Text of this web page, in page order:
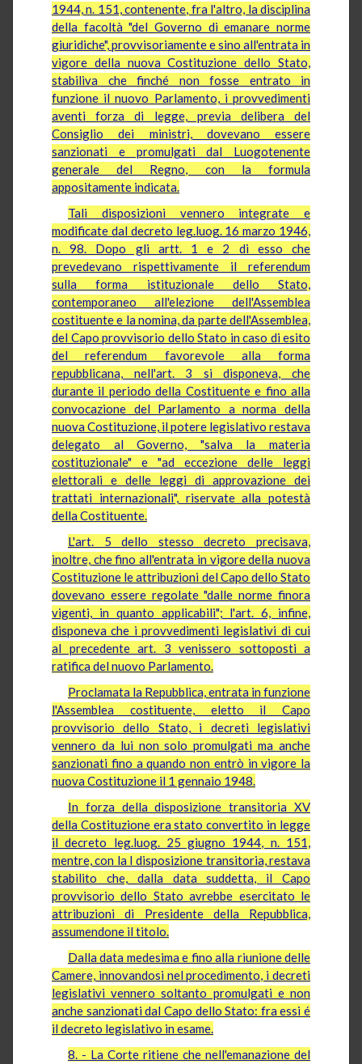
1944, n. 151, contenente, fra l'altro, la disciplina
della facoltà "del Governo di emanare norme
giuridiche", provvisoriamente e sino all'entrata in
vigore della nuova Costituzione dello Stato,
stabiliva che finché non fosse entrato in
funzione il nuovo Parlamento, i provvedimenti
aventi forza di legge, previa delibera del
Consiglio dei ministri, dovevano essere
sanzionati e promulgati dal Luogotenente
generale del Regno, con la formula
appositamente indicata.
Tali disposizioni vennero integrate e
modificate dal decreto leg.luog. 16 marzo 1946,
n. 98. Dopo gli artt. 1 e 2 di esso che
prevedevano rispettivamente il referendum
sulla forma istituzionale dello Stato,
contemporaneo all'elezione dell'Assemblea
costituente e la nomina, da parte dell'Assemblea,
del Capo provvisorio dello Stato in caso di esito
del referendum favorevole alla forma
repubblicana, nell'art. 3 si disponeva, che
durante il periodo della Costituente e fino alla
convocazione del Parlamento a norma della
nuova Costituzione, il potere legislativo restava
delegato al Governo, "salva la materia
costituzionale" e "ad eccezione delle leggi
elettorali e delle leggi di approvazione dei
trattati internazionali", riservate alla potestà
della Costituente.
L'art. 5 dello stesso decreto precisava,
inoltre, che fino all'entrata in vigore della nuova
Costituzione le attribuzioni del Capo dello Stato
dovevano essere regolate "dalle norme finora
vigenti, in quanto applicabili"; l'art. 6, infine,
disponeva che i provvedimenti legislativi di cui
al precedente art. 3 venissero sottoposti a
ratifica del nuovo Parlamento.
Proclamata la Repubblica, entrata in funzione
l'Assemblea costituente, eletto il Capo
provvisorio dello Stato, i decreti legislativi
vennero da lui non solo promulgati ma anche
sanzionati fino a quando non entrò in vigore la
nuova Costituzione il 1 gennaio 1948.
In forza della disposizione transitoria XV
della Costituzione era stato convertito in legge
il decreto leg.luog. 25 giugno 1944, n. 151,
mentre, con la I disposizione transitoria, restava
stabilito che, dalla data suddetta, il Capo
provvisorio dello Stato avrebbe esercitato le
attribuzioni di Presidente della Repubblica,
assumendone il titolo.
Dalla data medesima e fino alla riunione delle
Camere, innovandosi nel procedimento, i decreti
legislativi vennero soltanto promulgati e non
anche sanzionati dal Capo dello Stato: fra essi é
il decreto legislativo in esame.
8. - La Corte ritiene che nell'emanazione del